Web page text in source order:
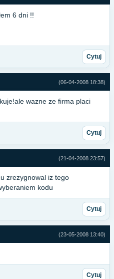
6 dni !!
Cytuj
(06-04-2008 18:38)
wazne ze firma placi
Cytuj
(21-04-2008 23:57)
zrezygnowal iz tego
kodu
Cytuj
(23-05-2008 13:40)
Cytuj